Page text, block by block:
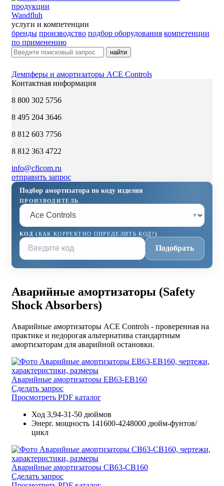
Wandfluh
услуги и компетенции
бренды производство подбор оборудования компетенции
по применению
найти
Демпферы и амортизаторы ACE Controls
Контактная информация
8 800 302 5756
8 495 204 3646
8 812 603 7756
8 812 363 4722
info@cficom.ru
отправить запрос
Подбор амортизатора по коду изделия
ПРОИЗВОДИТЕЛЬ
▾
КОД (КАК КОРРЕКТНО ОПРЕДЕЛИТЬ КОД?)
Подобрать
Аварийные амортизаторы (Safety
Shock Absorbers)
Аварийные амортизаторы ACE Controls - проверенная на
практике и недорогая альтернатива стандартным
амортизаторам для аварийной остановки.
Аварийные амортизаторы EB63-EB160
Сделать запрос
Просмотреть PDF каталог
Ход 3,94-31-50 дюймов
Энерг. мощность 141600-4248000 дюйм-фунтов/
цикл
Аварийные амортизаторы CB63-CB160
Сделать запрос